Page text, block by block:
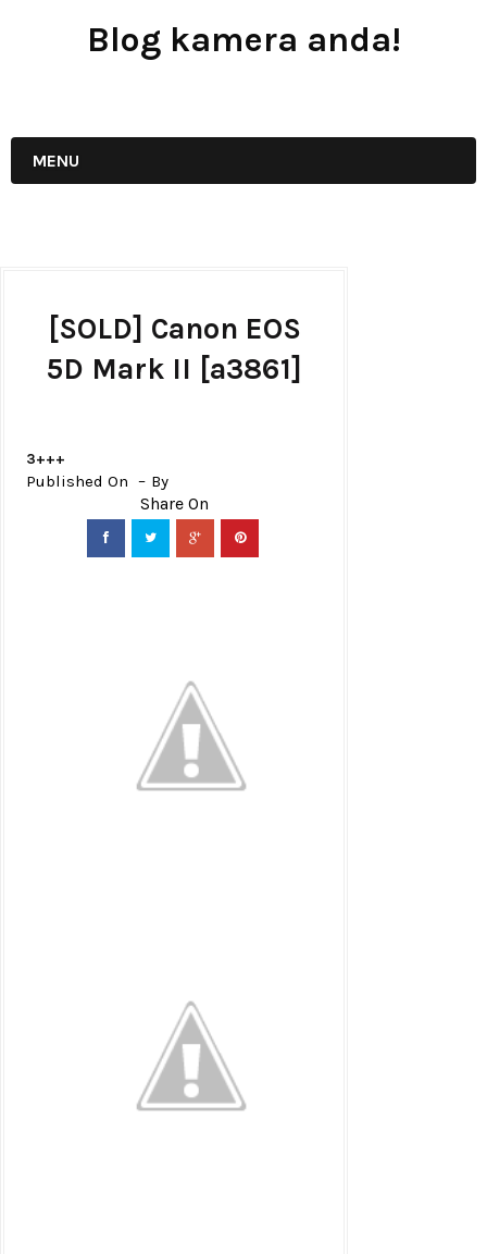
Blog kamera anda!
MENU
[SOLD] Canon EOS
5D Mark II [a3861]
3+++
Published On By